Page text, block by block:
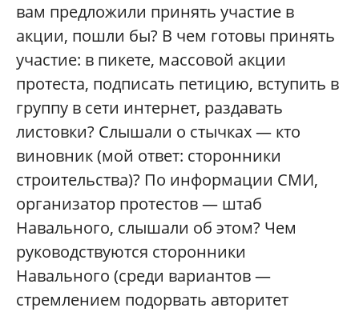
вам предложили принять участие в
акции, пошли бы? В чем готовы принять
участие: в пикете, массовой акции
протеста, подписать петицию, вступить в
группу в сети интернет, раздавать
листовки? Слышали о стычках — кто
виновник (мой ответ: сторонники
строительства)? По информации СМИ,
организатор протестов — штаб
Навального, слышали об этом? Чем
руководствуются сторонники
Навального (среди вариантов —
стремлением подорвать авторитет